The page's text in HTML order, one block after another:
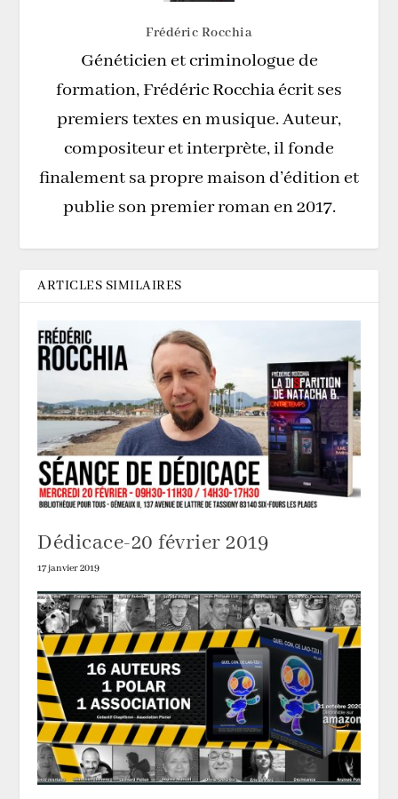
Frédéric Rocchia
Généticien et criminologue de
formation, Frédéric Rocchia écrit ses
premiers textes en musique. Auteur,
compositeur et interprète, il fonde
finalement sa propre maison d’édition et
publie son premier roman en 2017.
ARTICLES SIMILAIRES
Dédicace-20 février 2019
17 janvier 2019